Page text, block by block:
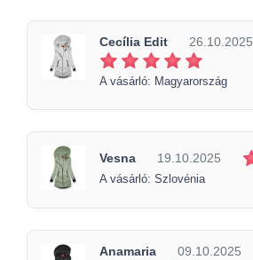
Cecília Edit 26.10.2025
A vásárló: Magyarország
Vesna 19.10.2025
A vásárló: Szlovénia
Anamaria 09.10.2025